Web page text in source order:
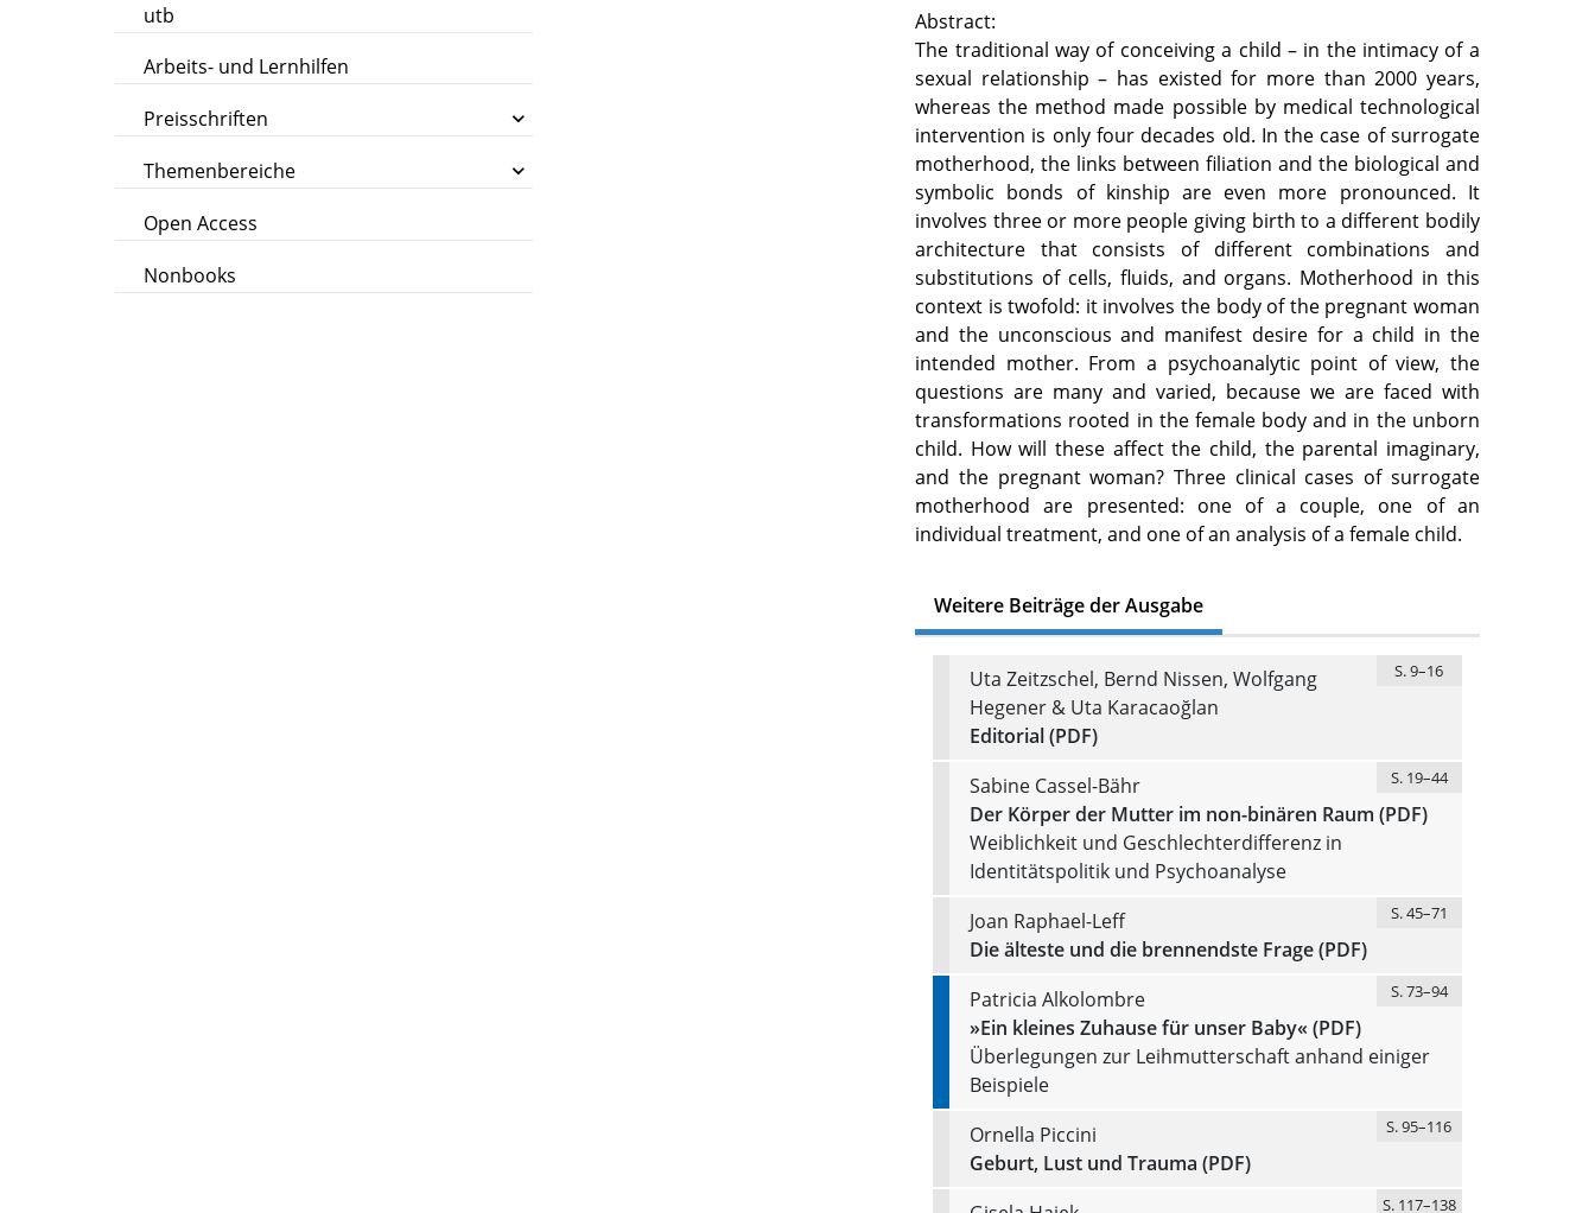
utb
Arbeits- und Lernhilfen
Preisschriften
Themenbereiche
Open Access
Nonbooks
Abstract:
The traditional way of conceiving a child – in the intimacy of a
sexual relationship – has existed for more than 2000 years,
whereas the method made possible by medical technological
intervention is only four decades old. In the case of surrogate
motherhood, the links between filiation and the biological and
symbolic bonds of kinship are even more pronounced. It
involves three or more people giving birth to a different bodily
architecture that consists of different combinations and
substitutions of cells, fluids, and organs. Motherhood in this
context is twofold: it involves the body of the pregnant woman
and the unconscious and manifest desire for a child in the
intended mother. From a psychoanalytic point of view, the
questions are many and varied, because we are faced with
transformations rooted in the female body and in the unborn
child. How will these affect the child, the parental imaginary,
and the pregnant woman? Three clinical cases of surrogate
motherhood are presented: one of a couple, one of an
individual treatment, and one of an analysis of a female child.
Weitere Beiträge der Ausgabe
Uta Zeitzschel, Bernd Nissen, Wolfgang
Hegener & Uta Karacaoğlan
S. 9–16
Editorial (PDF)
Sabine Cassel-Bähr
S. 19–44
Der Körper der Mutter im non-binären Raum (PDF)
Weiblichkeit und Geschlechterdifferenz in
Identitätspolitik und Psychoanalyse
Joan Raphael-Leff
S. 45–71
Die älteste und die brennendste Frage (PDF)
Patricia Alkolombre
S. 73–94
»Ein kleines Zuhause für unser Baby« (PDF)
Überlegungen zur Leihmutterschaft anhand einiger
Beispiele
Ornella Piccini
S. 95–116
Geburt, Lust und Trauma (PDF)
S. 117–138